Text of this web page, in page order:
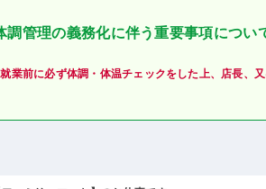
調管理の義務化に伴う重要事項につい
就業前に必ず体調・体温チェックをした上、店長、